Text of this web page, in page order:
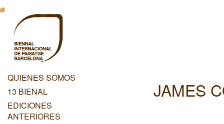
Pasar
contenido
principal
Menu
Principal
QUIENES SOMOS
13 BIENAL
EDICIONES
ANTERIORES
JAMES